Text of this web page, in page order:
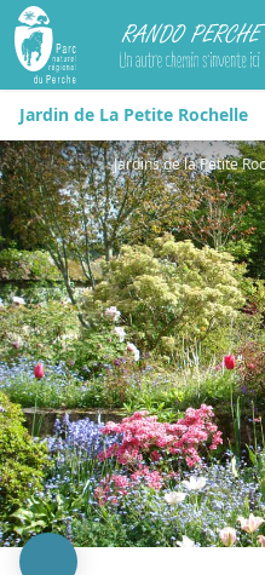
Rando Perche
Jardin de La Petite Rochelle